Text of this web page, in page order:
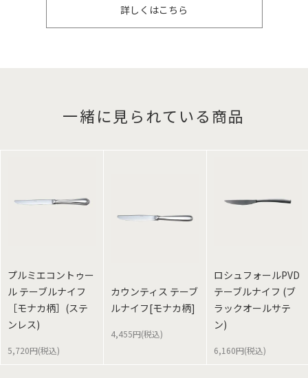
詳しくはこちら
一緒に見られている商品
プルミエコントゥー
ル テーブルナイフ
［モナカ柄］(ステ
ンレス)
5,720円(税込)
カウンティス テーブ
ルナイフ[モナカ柄]
4,455円(税込)
ロシュフォールPVD
テーブルナイフ (ブ
ラックオールサテ
ン)
6,160円(税込)